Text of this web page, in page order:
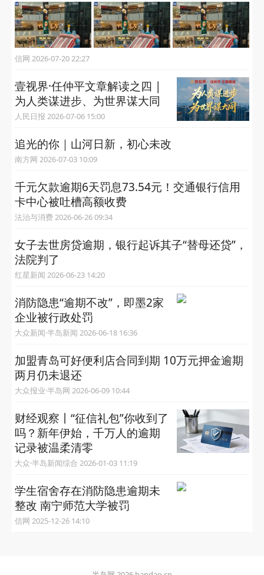
信网 2026-07-20 22:27
壹视界·任仲平文章解读之四 |
为人类谋进步、为世界谋大同
人民日报 2026-07-06 15:00
追光的你｜山河日新，初心未改
南方网 2026-07-03 10:09
千元欠款逾期6天罚息73.54元！交通银行信用
卡中心被吐槽高额收费
法治与消费 2026-06-26 09:34
女子去世房贷逾期，银行起诉其子“替母还贷”，
法院判了
红星新闻 2026-06-23 14:20
消防隐患“逾期不改”，即墨2家
企业被行政处罚
大众新闻·半岛新闻 2026-06-18 16:36
加盟青岛可好便利店合同到期 10万元押金逾期
两月仍未退还
大众报业·半岛网 2026-06-09 10:44
财经观察丨“征信礼包”你收到了
吗？新年伊始，千万人的逾期
记录被温柔清零
大众·半岛新闻综合 2026-01-03 11:19
学生宿舍存在消防隐患逾期未
整改 南宁师范大学被罚
信网 2025-12-26 14:10